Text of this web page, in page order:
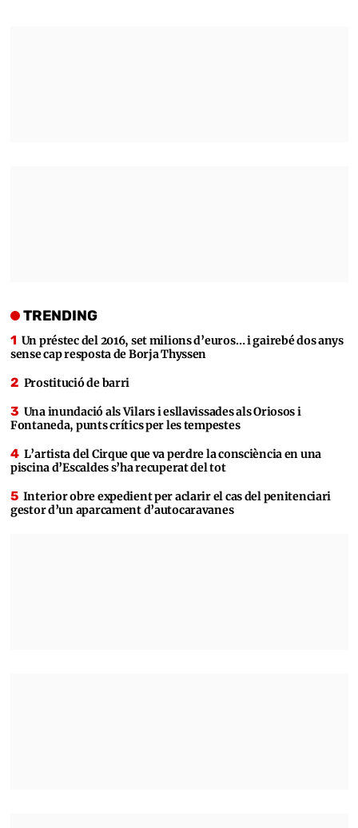
TRENDING
Un préstec del 2016, set milions d’euros… i gairebé dos anys
sense cap resposta de Borja Thyssen
Prostitució de barri
Una inundació als Vilars i esllavissades als Oriosos i
Fontaneda, punts crítics per les tempestes
L’artista del Cirque que va perdre la consciència en una
piscina d’Escaldes s’ha recuperat del tot
Interior obre expedient per aclarir el cas del penitenciari
gestor d’un aparcament d’autocaravanes